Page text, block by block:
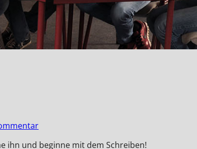
ihn und beginne mit dem Schreiben!